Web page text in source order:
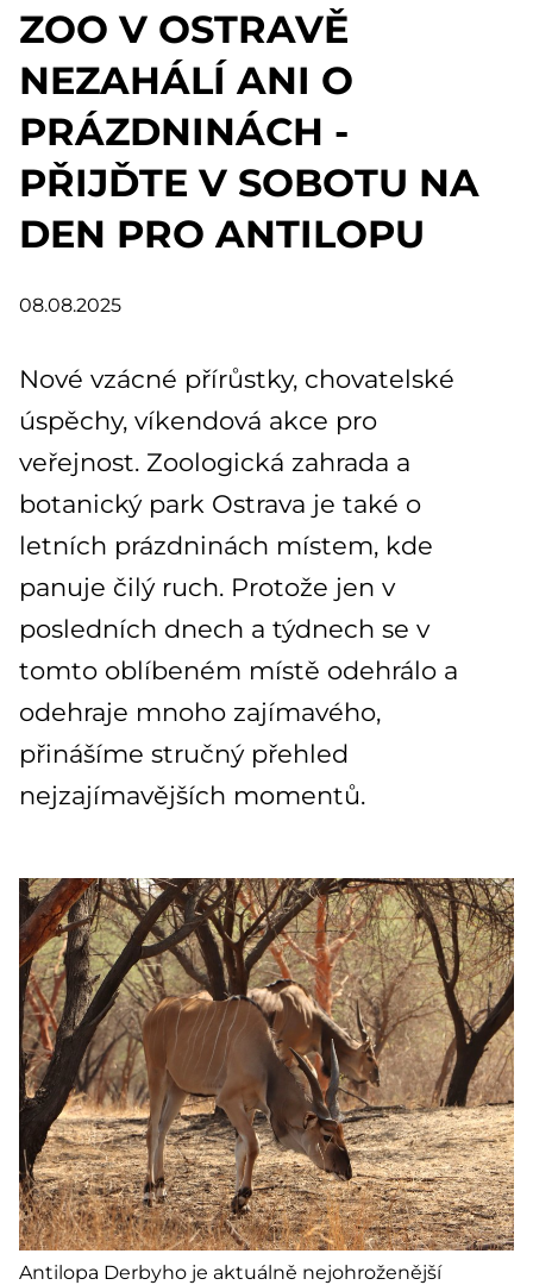
ZOO V OSTRAVĚ
NEZAHÁLÍ ANI O
PRÁZDNINÁCH -
PŘIJĎTE V SOBOTU NA
DEN PRO ANTILOPU
08.08.2025
Nové vzácné přírůstky, chovatelské
úspěchy, víkendová akce pro
veřejnost. Zoologická zahrada a
botanický park Ostrava je také o
letních prázdninách místem, kde
panuje čilý ruch. Protože jen v
posledních dnech a týdnech se v
tomto oblíbeném místě odehrálo a
odehraje mnoho zajímavého,
přinášíme stručný přehled
nejzajímavějších momentů.
Antilopa Derbyho je aktuálně nejohroženější